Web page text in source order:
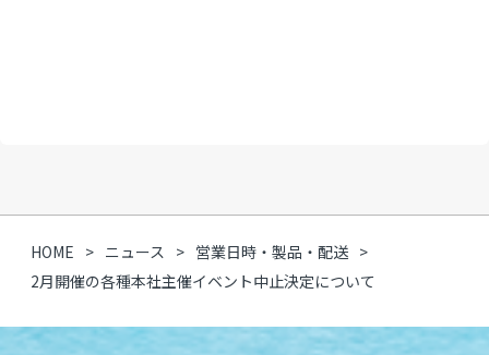
HOME ニュース
営業日時・製品・配送
2月開催の各種本社主催イベント中止決定について